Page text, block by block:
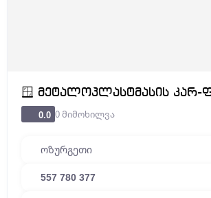
🪟 მეტალოპლასტმასის კარ-
0.0 0 მიმოხილვა
ოზურგეთი
557 780 377